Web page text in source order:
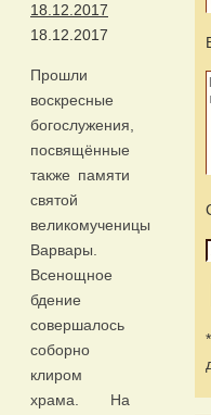
18.12.2017
18.12.2017
Прошли
воскресные
богослужения,
посвящённые
также памяти
святой
великомученицы
Варвары.
Всенощное
бдение
совершалось
соборно
клиром
храма. На